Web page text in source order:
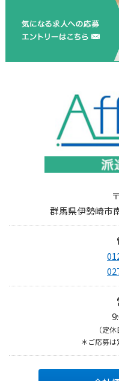
群馬県伊勢崎市
（定
＊ご応募